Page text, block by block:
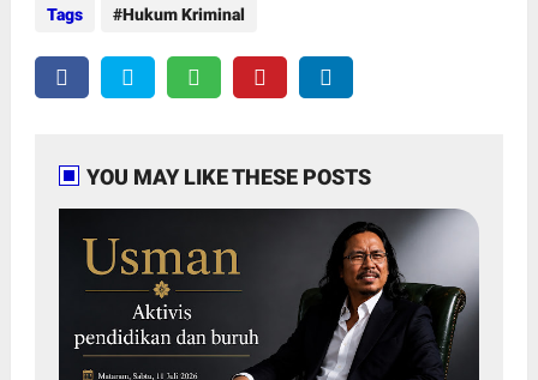
Tags Hukum Kriminal
YOU MAY LIKE THESE POSTS